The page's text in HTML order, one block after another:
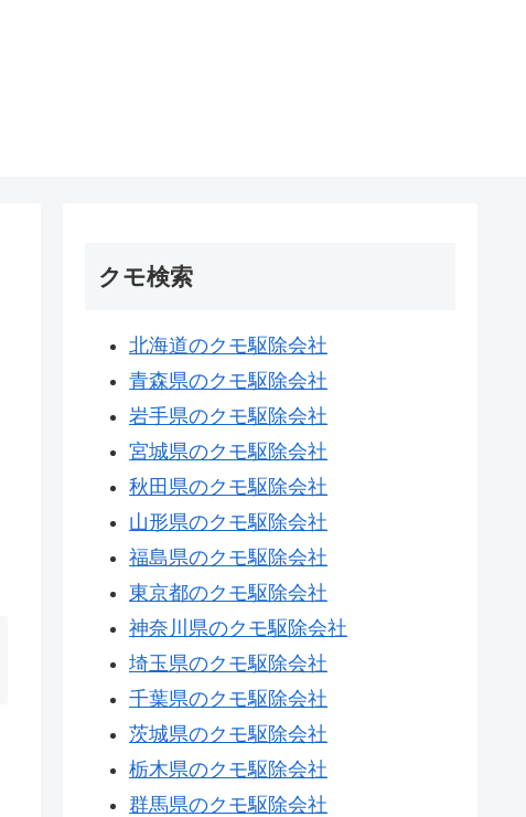
クモ検索
北海道のクモ駆除会社
青森県のクモ駆除会社
岩手県のクモ駆除会社
宮城県のクモ駆除会社
秋田県のクモ駆除会社
山形県のクモ駆除会社
福島県のクモ駆除会社
東京都のクモ駆除会社
神奈川県のクモ駆除会社
埼玉県のクモ駆除会社
千葉県のクモ駆除会社
茨城県のクモ駆除会社
栃木県のクモ駆除会社
群馬県のクモ駆除会社